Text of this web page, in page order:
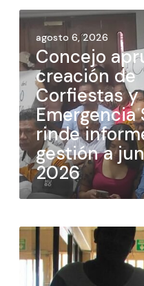
agosto 6, 2026
Concejo
creación de
Corfiestas y
Emergencia
rinde
gestión a
2026